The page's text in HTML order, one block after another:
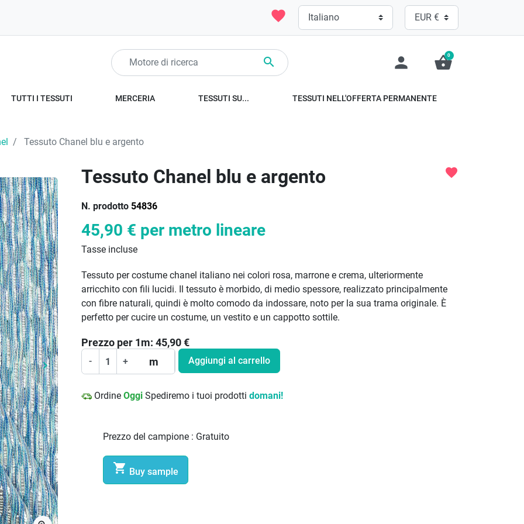
favorite
 person shopping_basket
0
TUTTI I TESSUTI MERCERIA TESSUTI SU... TESSUTI NELL'OFFERTA PERMANENTE
Tessuto Chanel blu e argento
Prossimo
keyboard_arrow_right
Tessuto Chanel blu e argento
N. prodotto 54836
favorite
45,90 € per metro lineare
Tasse incluse
Tessuto per costume chanel italiano nei colori rosa, marrone e crema, ulteriormente
arricchito con fili lucidi. Il tessuto è morbido, di medio spessore, realizzato principalmente
con fibre naturali, quindi è molto comodo da indossare, noto per la sua trama originale. È
perfetto per cucire un costume, un vestito e un cappotto sottile.
Prezzo per 1m: 45,90€
- + m Aggiungi al carrello
Ordine Oggi Spediremo i tuoi prodotti domani!
Prezzo del campione : Gratuito
 Buy sample